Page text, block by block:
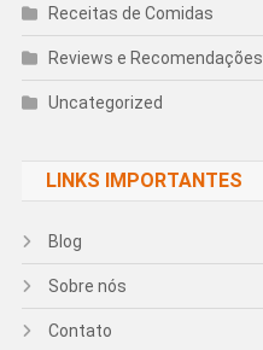
Receitas de Comidas
Reviews e Recomendações
Uncategorized
LINKS IMPORTANTES
Blog
Sobre nós
Contato